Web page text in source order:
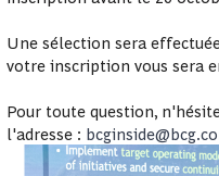
Une sélection sera
votre inscription vous sera
Pour toute question,
l'adresse :